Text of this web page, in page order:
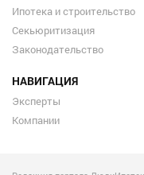
Ипотека и строительство
Секьюритизация
Законодательство
НАВИГАЦИЯ
Эксперты
Компании